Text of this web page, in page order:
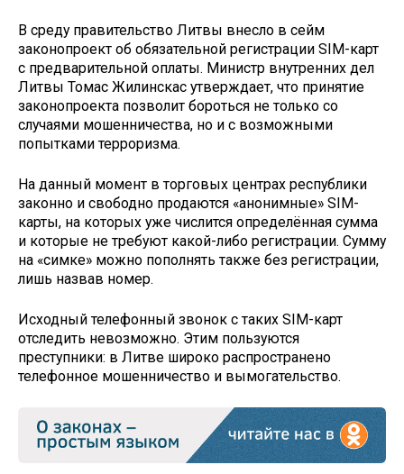
В среду правительство Литвы внесло в сейм
законопроект об обязательной регистрации SIM-карт
с предварительной оплаты. Министр внутренних дел
Литвы Томас Жилинскас утверждает, что принятие
законопроекта позволит бороться не только со
случаями мошенничества, но и с возможными
попытками терроризма.
На данный момент в торговых центрах республики
законно и свободно продаются «анонимные» SIM-
карты, на которых уже числится определённая сумма
и которые не требуют какой-либо регистрации. Сумму
на «симке» можно пополнять также без регистрации,
лишь назвав номер.
Исходный телефонный звонок с таких SIM-карт
отследить невозможно. Этим пользуются
преступники: в Литве широко распространено
телефонное мошенничество и вымогательство.